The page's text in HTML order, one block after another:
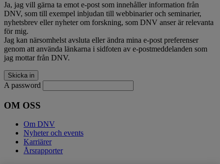
Ja, jag vill gärna ta emot e-post som innehåller information från
DNV, som till exempel inbjudan till webbinarier och seminarier,
nyhetsbrev eller nyheter om forskning, som DNV anser är relevanta
för mig.
Jag kan närsomhelst avsluta eller ändra mina e-post preferenser
genom att använda länkarna i sidfoten av e-postmeddelanden som
jag mottar från DNV.
A password
OM OSS
Om DNV
Nyheter och events
Karriärer
Årsrapporter